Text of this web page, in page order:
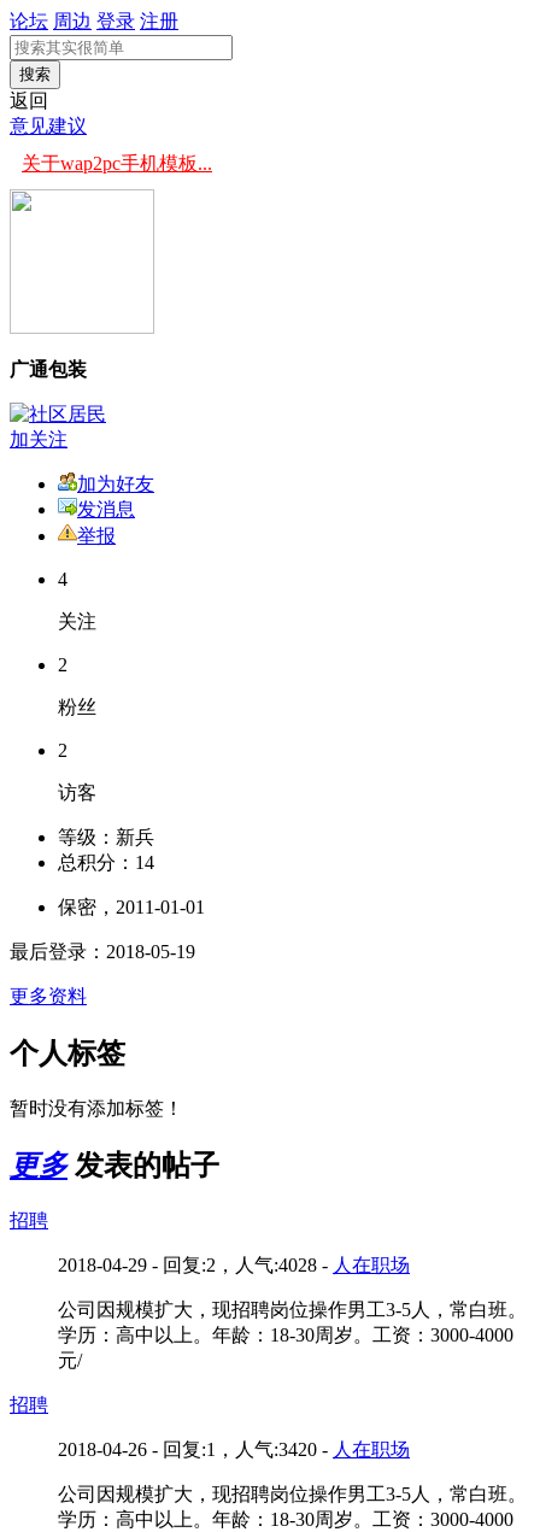
论坛 周边 登录 注册
搜索
返回
意见建议
关于wap2pc手机模板...
广通包装
加关注
加为好友
发消息
举报
4
关注
2
粉丝
2
访客
等级： 新兵
总积分： 14
保密，2011-01-01
最后登录：2018-05-19
更多资料
个人标签
暂时没有添加标签！
更多 发表的帖子
招聘
2018-04-29 - 回复:2，人气:4028 - 人在职场
公司因规模扩大，现招聘岗位操作男工3-5人，常白班。
学历：高中以上。年龄：18-30周岁。工资：3000-4000
元/
招聘
2018-04-26 - 回复:1，人气:3420 - 人在职场
公司因规模扩大，现招聘岗位操作男工3-5人，常白班。
学历：高中以上。年龄：18-30周岁。工资：3000-4000